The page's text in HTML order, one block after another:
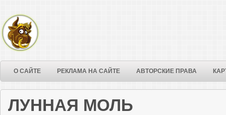
О САЙТЕ РЕКЛАМА НА САЙТЕ АВТОРСКИЕ ПРАВА
ЛУННАЯ МОЛЬ